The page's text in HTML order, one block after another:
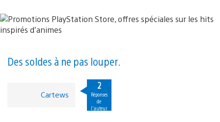
Des soldes à ne pas louper.
Cartews
2
Réponses
de
l'auteur